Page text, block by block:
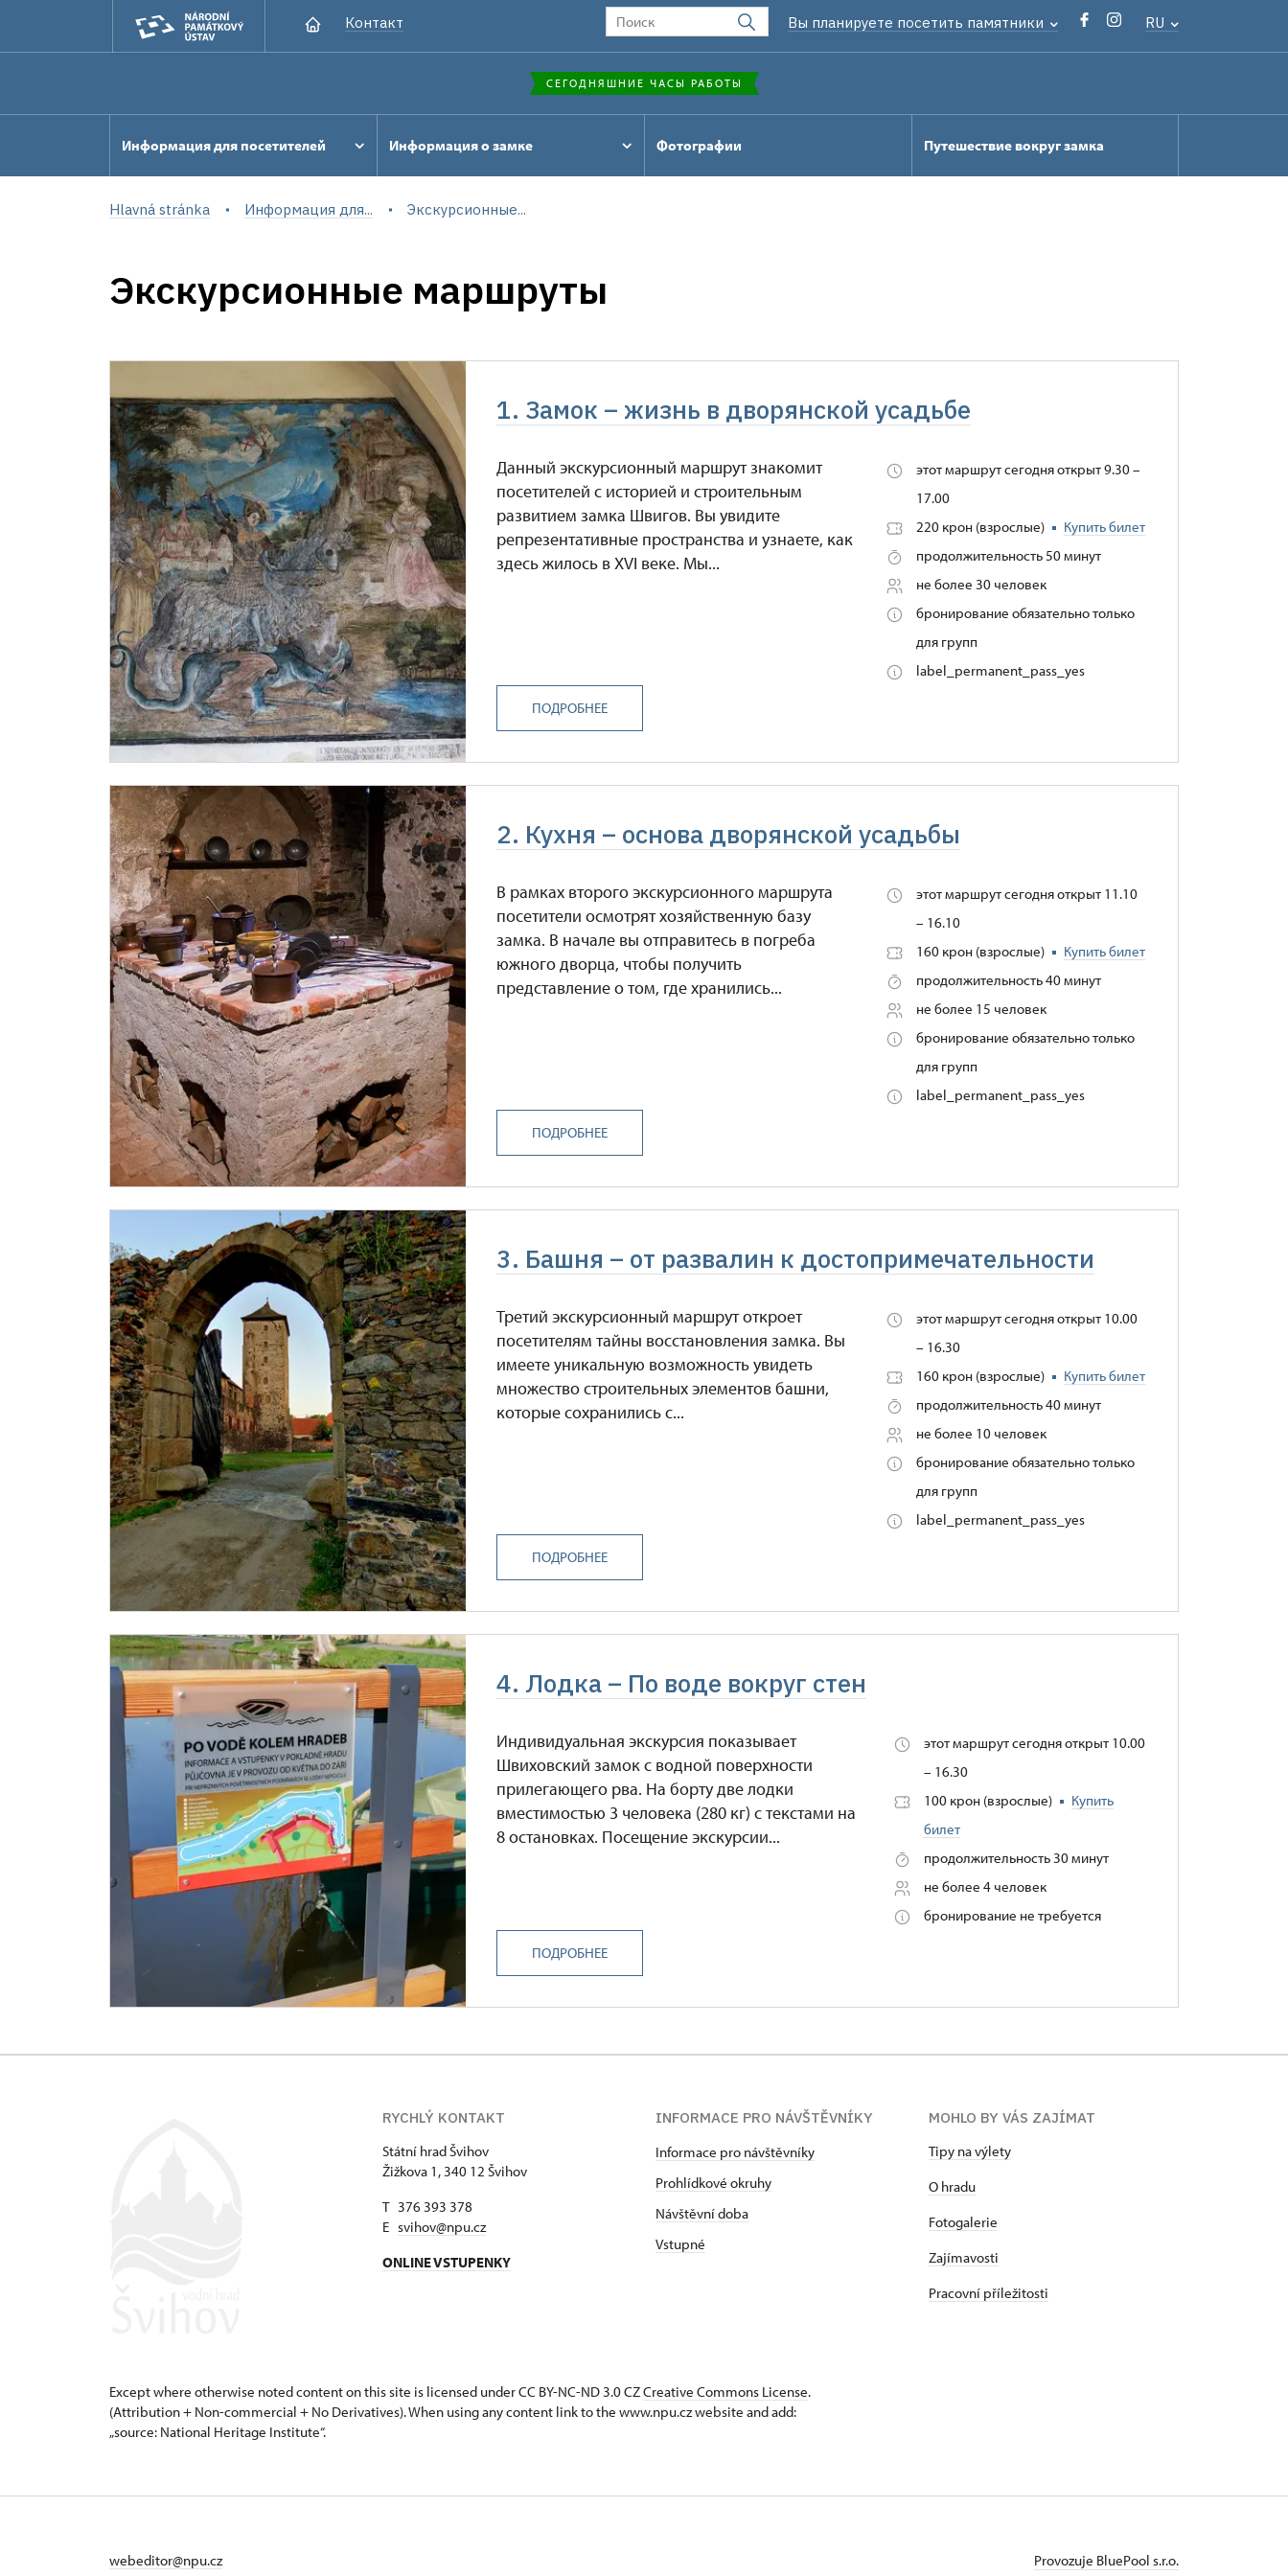
Контакт Вы планируете посетить памятники RU
СЕГОДНЯШНИЕ ЧАСЫ РАБОТЫ
Информация для посетителей Информация о замке Фотографии Путешествие вокруг замка
Hlavná stránka Информация для... Экскурсионные...
Экскурсионные маршруты
1. Замок – жизнь в дворянской усадьбе
Данный экскурсионный маршрут знакомит
посетителей с историей и строительным
развитием замка Швигов. Вы увидите
репрезентативные пространства и узнаете, как
здесь жилось в XVI веке. Мы...
этот маршрут сегодня открыт 9.30 –
17.00
220 крон (взрослые)
Купить билет
продолжительность 50 минут
не более 30 человек
бронирование обязательно только
для групп
label_permanent_pass_yes
ПОДРОБНЕЕ
2. Кухня – основа дворянской усадьбы
В рамках второго экскурсионного маршрута
посетители осмотрят хозяйственную базу
замка. В начале вы отправитесь в погреба
южного дворца, чтобы получить
представление о том, где хранились...
этот маршрут сегодня открыт 11.10
– 16.10
160 крон (взрослые)
Купить билет
продолжительность 40 минут
не более 15 человек
бронирование обязательно только
для групп
label_permanent_pass_yes
ПОДРОБНЕЕ
3. Башня – от развалин к достопримечательности
Третий экскурсионный маршрут откроет
посетителям тайны восстановления замка. Вы
имеете уникальную возможность увидеть
множество строительных элементов башни,
которые сохранились с...
этот маршрут сегодня открыт 10.00
– 16.30
160 крон (взрослые)
Купить билет
продолжительность 40 минут
не более 10 человек
бронирование обязательно только
для групп
label_permanent_pass_yes
ПОДРОБНЕЕ
4. Лодка – По воде вокруг стен
Индивидуальная экскурсия показывает
Швиховский замок с водной поверхности
прилегающего рва. На борту две лодки
вместимостью 3 человека (280 кг) с текстами на
8 остановках. Посещение экскурсии...
этот маршрут сегодня открыт 10.00
– 16.30
100 крон (взрослые)
Купить
билет
продолжительность 30 минут
не более 4 человек
бронирование не требуется
ПОДРОБНЕЕ
RYCHLÝ KONTAKT
Státní hrad Švihov
Žižkova 1, 340 12 Švihov
T 376 393 378
E svihov@npu.cz
ONLINE VSTUPENKY
INFORMACE PRO NÁVŠTĚVNÍKY
Informace pro návštěvníky
Prohlídkové okruhy
Návštěvní doba
Vstupné
MOHLO BY VÁS ZAJÍMAT
Tipy na výlety
O hradu
Fotogalerie
Zajímavosti
Pracovní příležitosti
Except where otherwise noted content on this site is licensed under CC BY-NC-ND 3.0 CZCreative Commons License.
(Attribution + Non-commercial + No Derivatives). When using any content link to the www.npu.cz website and add:
„source: National Heritage Institute“.
webeditor@npu.cz Provozuje BluePool s.r.o.